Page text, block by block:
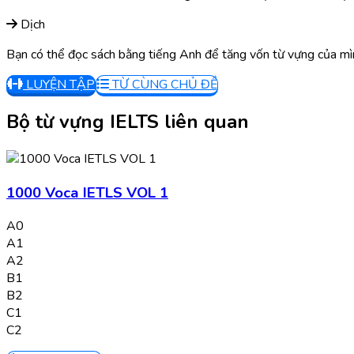
Dịch
Bạn có thể đọc sách bằng tiếng Anh để tăng vốn từ vựng của
LUYỆN TẬP
TỪ CÙNG CHỦ ĐỀ
Bộ từ vựng IELTS liên quan
1000 Voca IETLS VOL 1
A0
A1
A2
B1
B2
C1
C2